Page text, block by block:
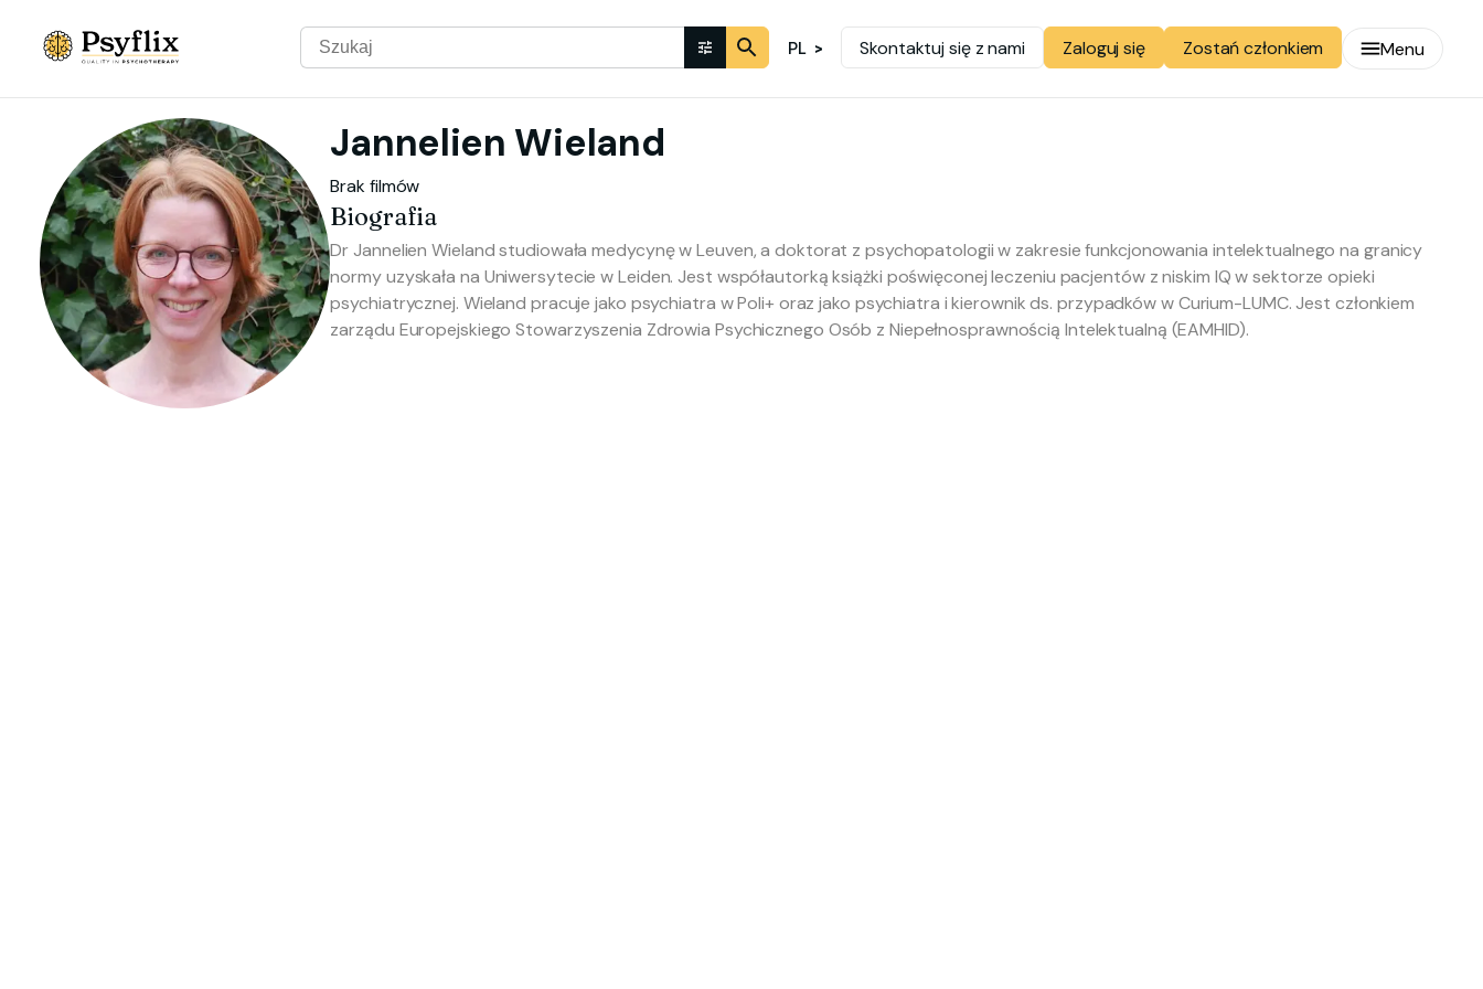
PL Skontaktuj się z nami Zaloguj się Zostań członkiem Menu
Jannelien Wieland
Brak filmów
Biografia
Dr Jannelien Wieland studiowała medycynę w Leuven, a doktorat z psychopatologii w zakresie funkcjonowania intelektualnego na granicy
normy uzyskała na Uniwersytecie w Leiden. Jest współautorką książki poświęconej leczeniu pacjentów z niskim IQ w sektorze opieki
psychiatrycznej. Wieland pracuje jako psychiatra w Poli+ oraz jako psychiatra i kierownik ds. przypadków w Curium-LUMC. Jest członkiem
zarządu Europejskiego Stowarzyszenia Zdrowia Psychicznego Osób z Niepełnosprawnością Intelektualną (EAMHID).